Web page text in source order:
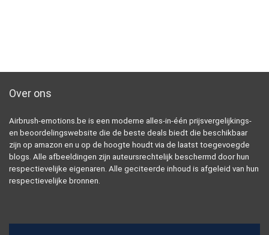
Over ons
Airbrush-emotions.be is een moderne alles-in-één prijsvergelijkings-
en beoordelingswebsite die de beste deals biedt die beschikbaar
zijn op amazon en u op de hoogte houdt via de laatst toegevoegde
blogs. Alle afbeeldingen zijn auteursrechtelijk beschermd door hun
respectievelijke eigenaren. Alle geciteerde inhoud is afgeleid van hun
respectievelijke bronnen.